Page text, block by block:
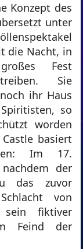
Konzept des
unter
die Nacht, in
Fest
Sie
ihr Haus
so
worden
basiert
Im 17.
der
das zuvor
von
fiktiver
Feind der